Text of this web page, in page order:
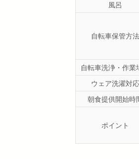
風呂
自転車保管方法
自転車洗浄・作業
ウェア洗濯対応
朝食提供開始時
ポイント